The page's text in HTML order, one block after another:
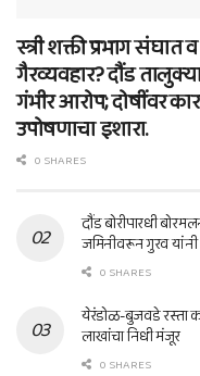
स्त्री शक्ती प्रभाग संघात
गैरव्यवहार? दौंड
गंभीर आरोप; दोषींवर
उपोषणाचा इशारा.
0 SHARES
दौंड बोरीपारधी
जमिनीवरून गुरव
0 SHARES
येरंडोळ-बुजवडे रस्ता
लाखांचा निधी मंजूर
0 SHARES